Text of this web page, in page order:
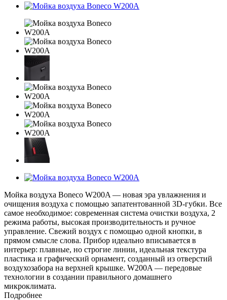
Мойка воздуха Boneco W200A — новая эра увлажнения и
очищения воздуха с помощью запатентованной 3D-губки. Все
самое необходимое: современная система очистки воздуха, 2
режима работы, высокая производительность и ручное
управление. Свежий воздух с помощью одной кнопки, в
прямом смысле слова. Прибор идеально вписывается в
интерьер: плавные, но строгие линии, идеальная текстура
пластика и графический орнамент, созданный из отверстий
воздухозабора на верхней крышке. W200A — передовые
технологии в создании правильного домашнего
микроклимата.
Подробнее